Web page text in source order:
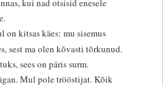
on kitsas käes: mu sisemus
sest ma olen kõvasti tõrkunud.
sees on päris surm.
Mul pole trööstijat. Kõik